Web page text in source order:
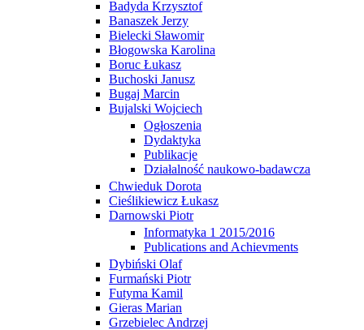
Badyda Krzysztof
Banaszek Jerzy
Bielecki Sławomir
Błogowska Karolina
Boruc Łukasz
Buchoski Janusz
Bugaj Marcin
Bujalski Wojciech
Ogłoszenia
Dydaktyka
Publikacje
Działalność naukowo-badawcza
Chwieduk Dorota
Cieślikiewicz Łukasz
Darnowski Piotr
Informatyka 1 2015/2016
Publications and Achievments
Dybiński Olaf
Furmański Piotr
Futyma Kamil
Gieras Marian
Grzebielec Andrzej